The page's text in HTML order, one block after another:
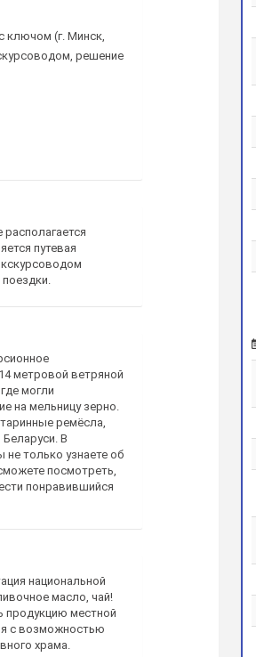
ключом (г. Минск,
решение
путевая
метровой ветряной
могли
на мельницу зерно.
ремёсла,
В
не только узнаете об
посмотреть,
понравившийся
национальной
масло, чай!
продукцию местной
с возможностью
храма.